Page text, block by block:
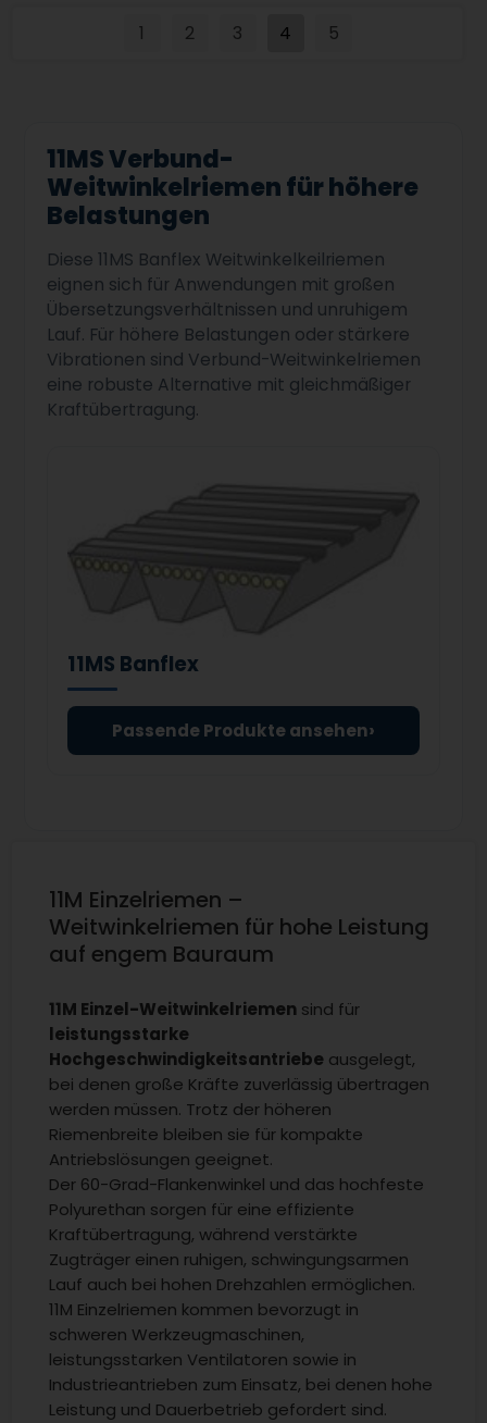
1 2 3 4 5
11MS Verbund-
Weitwinkelriemen für höhere
Belastungen
Diese 11MS Banflex Weitwinkelkeilriemen
eignen sich für Anwendungen mit großen
Übersetzungsverhältnissen und unruhigem
Lauf. Für höhere Belastungen oder stärkere
Vibrationen sind Verbund-Weitwinkelriemen
eine robuste Alternative mit gleichmäßiger
Kraftübertragung.
11MS Banflex
Passende Produkte ansehen›
11M Einzelriemen –
Weitwinkelriemen für hohe Leistung
auf engem Bauraum
11M Einzel-Weitwinkelriemensind für
leistungsstarke
Hochgeschwindigkeitsantriebeausgelegt,
bei denen große Kräfte zuverlässig übertragen
werden müssen. Trotz der höheren
Riemenbreite bleiben sie für kompakte
Antriebslösungen geeignet.
Der 60-Grad-Flankenwinkel und das hochfeste
Polyurethan sorgen für eine effiziente
Kraftübertragung, während verstärkte
Zugträger einen ruhigen, schwingungsarmen
Lauf auch bei hohen Drehzahlen ermöglichen.
11M Einzelriemen kommen bevorzugt in
schweren Werkzeugmaschinen,
leistungsstarken Ventilatoren sowie in
Industrieantrieben zum Einsatz, bei denen hohe
Leistung und Dauerbetrieb gefordert sind.